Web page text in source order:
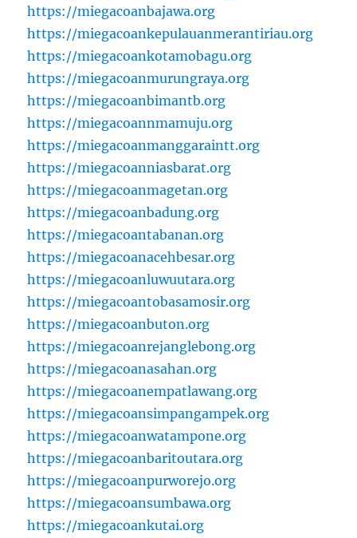
https://miegacoanbajawa.org
https://miegacoankepulauanmerantiriau.org
https://miegacoankotamobagu.org
https://miegacoanmurungraya.org
https://miegacoanbimantb.org
https://miegacoannmamuju.org
https://miegacoanmanggaraintt.org
https://miegacoanniasbarat.org
https://miegacoanmagetan.org
https://miegacoanbadung.org
https://miegacoantabanan.org
https://miegacoanacehbesar.org
https://miegacoanluwuutara.org
https://miegacoantobasamosir.org
https://miegacoanbuton.org
https://miegacoanrejanglebong.org
https://miegacoanasahan.org
https://miegacoanempatlawang.org
https://miegacoansimpangampek.org
https://miegacoanwatampone.org
https://miegacoanbaritoutara.org
https://miegacoanpurworejo.org
https://miegacoansumbawa.org
https://miegacoankutai.org